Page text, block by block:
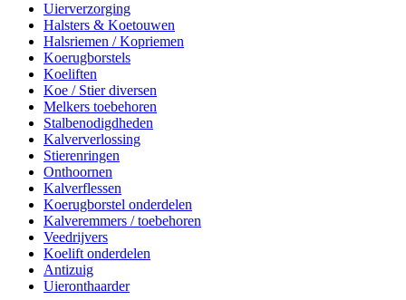
Uierverzorging
Halsters & Koetouwen
Halsriemen / Kopriemen
Koerugborstels
Koeliften
Koe / Stier diversen
Melkers toebehoren
Stalbenodigdheden
Kalververlossing
Stierenringen
Onthoornen
Kalverflessen
Koerugborstel onderdelen
Kalveremmers / toebehoren
Veedrijvers
Koelift onderdelen
Antizuig
Uieronthaarder